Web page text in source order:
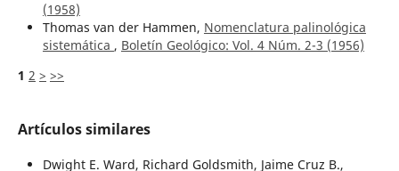
(1958)
Thomas van der Hammen, Nomenclatura palinológica
sistemática , Boletín Geológico: Vol. 4 Núm. 2-3 (1956)
1 2 > >>
Artículos similares
Dwight E. Ward, Richard Goldsmith, Jaime Cruz B.,